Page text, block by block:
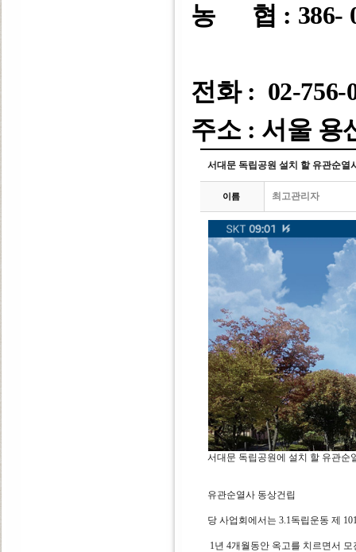
농 협 : 386-
전화 : 02-756-
주소 : 서울 용
서대문 독립공원 설치 할 유관순열
이름 최고관리자
서대문 독립공원에 설치 할 유관순
유관순열사 동상건립
당 사업회에서는 3.1독립운동 제
1년 4개월동안 옥고를 치르면서